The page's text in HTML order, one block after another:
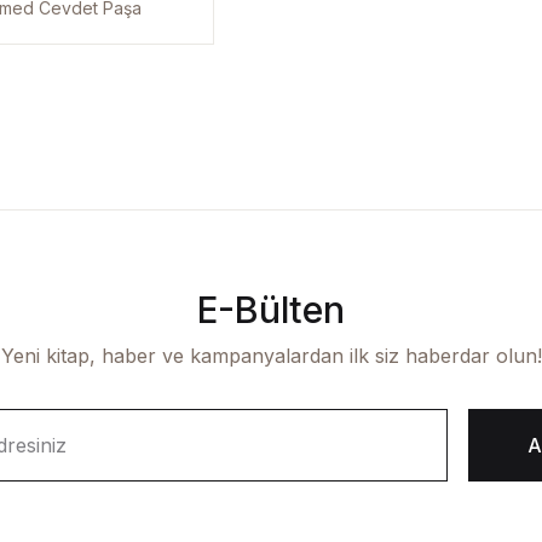
(4
Cevdet Paşa
E-Bülten
Yeni kitap, haber ve kampanyalardan ilk siz haberdar olun!